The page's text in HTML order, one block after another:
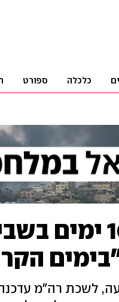
כלכלה ספורט
אחרי כמעט 100
לשכת רה"מ